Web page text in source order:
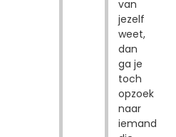
van
jezelf
weet,
dan
ga je
toch
opzoek
naar
iemand